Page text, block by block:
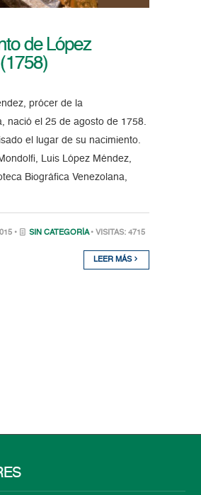
de López
prócer de la
nació el 25 de agosto de 1758.
el lugar de su nacimiento.
Luis López Méndez,
Biográfica Venezolana,
• SIN CATEGORÍA • VISITAS: 4715
LEER MÁS